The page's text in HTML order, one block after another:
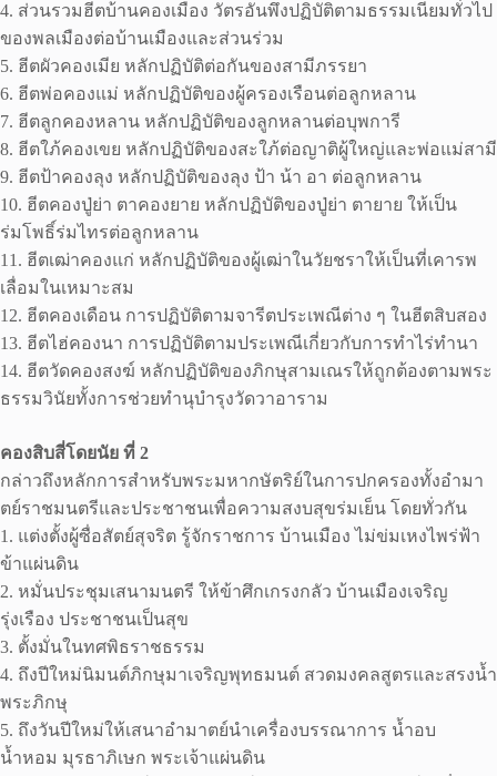
4. ส่วนรวมฮีตบ้านคองเมือง วัตรอันพึงปฏิบัติตามธรรมเนียมทั่วไป
ของพลเมืองต่อบ้านเมืองและส่วนร่วม
5. ฮีตผัวคองเมีย หลักปฏิบัติต่อกันของสามีภรรยา
6. ฮีตพ่อคองแม่ หลักปฏิบัติของผู้ครองเรือนต่อลูกหลาน
7. ฮีตลูกคองหลาน หลักปฏิบัติของลูกหลานต่อบุพการี
8. ฮีตใภ้คองเขย หลักปฏิบัติของสะใภ้ต่อญาติผู้ใหญ่และพ่อแม่สามี
9. ฮีตป้าคองลุง หลักปฏิบัติของลุง ป้า น้า อา ต่อลูกหลาน
10. ฮีตคองปู่ย่า ตาคองยาย หลักปฏิบัติของปู่ย่า ตายาย ให้เป็น
ร่มโพธิ์ร่มไทรต่อลูกหลาน
11. ฮีตเฒ่าคองแก่ หลักปฏิบัติของผู้เฒ่าในวัยชราให้เป็นที่เคารพ
เลื่อมในเหมาะสม
12. ฮีตคองเดือน การปฏิบัติตามจารีตประเพณีต่าง ๆ ในฮีตสิบสอง
13. ฮีตไฮ่คองนา การปฏิบัติตามประเพณีเกี่ยวกับการทําไร่ทํานา
14. ฮีตวัดคองสงฆ์ หลักปฏิบัติของภิกษุสามเณรให้ถูกต้องตามพระ
ธรรมวินัยทั้งการช่วยทํานุบํารุงวัดวาอาราม
คองสิบสี่โดยนัย ที่ 2
กล่าวถึงหลักการสําหรับพระมหากษัตริย์ในการปกครองทั้งอํามา
ตย์ราชมนตรีและประชาชนเพื่อความสงบสุขร่มเย็น โดยทั่วกัน
1. แต่งตั้งผู้ซื่อสัตย์สุจริต รู้จักราชการ บ้านเมือง ไม่ข่มเหงไพร่ฟ้า
ข้าแผ่นดิน
2. หมั่นประชุมเสนามนตรี ให้ข้าศึกเกรงกลัว บ้านเมืองเจริญ
รุ่งเรือง ประชาชนเป็นสุข
3. ตั้งมั่นในทศพิธราชธรรม
4. ถึงปีใหม่นิมนต์ภิกษุมาเจริญพุทธมนต์ สวดมงคลสูตรและสรงน้ำ
พระภิกษุ
5. ถึงวันปีใหม่ให้เสนาอํามาตย์นําเครื่องบรรณาการ น้ำอบ
น้ำหอม มุรธาภิเษก พระเจ้าแผ่นดิน